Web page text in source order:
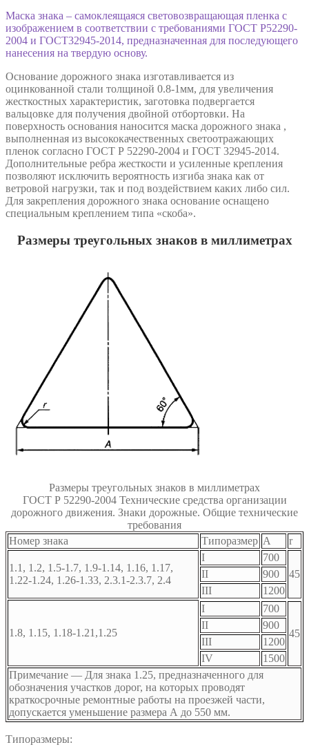
Маска знака – самоклеящаяся световозвращающая пленка с
изображением в соответствии с требованиями ГОСТ Р52290-
2004 и ГОСТ32945-2014, предназначенная для последующего
нанесения на твердую основу.
Основание дорожного знака изготавливается из
оцинкованной стали толщиной 0.8-1мм, для увеличения
жесткостных характеристик, заготовка подвергается
вальцовке для получения двойной отбортовки. На
поверхность основания наносится маска дорожного знака ,
выполненная из высококачественных светоотражающих
пленок согласно ГОСТ Р 52290-2004 и ГОСТ 32945-2014.
Дополнительные ребра жесткости и усиленные крепления
позволяют исключить вероятность изгиба знака как от
ветровой нагрузки, так и под воздействием каких либо сил.
Для закрепления дорожного знака основание оснащено
специальным креплением типа «скоба».
Размеры треугольных знаков в миллиметрах
Размеры треугольных знаков в миллиметрах
ГОСТ Р 52290-2004 Технические средства организации
дорожного движения. Знаки дорожные. Общие технические
требования
Номер знака
Типоразмер A r
1.1, 1.2, 1.5-1.7, 1.9-1.14, 1.16, 1.17,
1.22-1.24, 1.26-1.33, 2.3.1-2.3.7, 2.4
I
700
45
II
900
III
1200
1.8, 1.15, 1.18-1.21,1.25
I 700
45
II
900
III
1200
IV
1500
Примечание — Для знака 1.25, предназначенного для
обозначения участков дорог, на которых проводят
краткосрочные ремонтные работы на проезжей части,
допускается уменьшение размера А до 550 мм.
Типоразмеры: